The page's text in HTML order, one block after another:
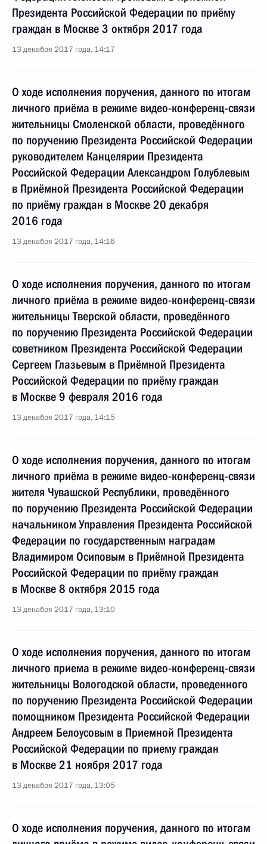
Президента Российской Федерации по приёму
граждан в Москве 3 октября 2017 года
13 декабря 2017 года, 14:17
О ходе исполнения поручения, данного по итогам
личного приёма в режиме видео-конференц-связи
жительницы Смоленской области, проведённого
по поручению Президента Российской Федерации
руководителем Канцелярии Президента
Российской Федерации Александром Голублевым
в Приёмной Президента Российской Федерации
по приёму граждан в Москве 20 декабря
2016 года
13 декабря 2017 года, 14:16
О ходе исполнения поручения, данного по итогам
личного приёма в режиме видео-конференц-связи
жительницы Тверской области, проведённого
по поручению Президента Российской Федерации
советником Президента Российской Федерации
Сергеем Глазьевым в Приёмной Президента
Российской Федерации по приёму граждан
в Москве 9 февраля 2016 года
13 декабря 2017 года, 14:15
О ходе исполнения поручения, данного по итогам
личного приёма в режиме видео-конференц-связи
жителя Чувашской Республики, проведённого
по поручению Президента Российской Федерации
начальником Управления Президента Российской
Федерации по государственным наградам
Владимиром Осиповым в Приёмной Президента
Российской Федерации по приёму граждан
в Москве 8 октября 2015 года
13 декабря 2017 года, 13:10
О ходе исполнения поручения, данного по итогам
личного приема в режиме видео-конференц-связи
жительницы Вологодской области, проведенного
по поручению Президента Российской Федерации
помощником Президента Российской Федерации
Андреем Белоусовым в Приемной Президента
Российской Федерации по приему граждан
в Москве 21 ноября 2017 года
13 декабря 2017 года, 13:05
О ходе исполнения поручения, данного по итогам